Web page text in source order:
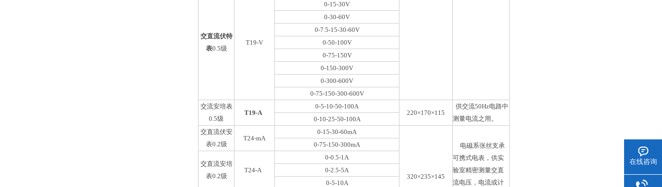
交直流伏特
表0.5级
T19-V
0-15-30V
0-30-60V
0-7.5-15-30-60V
0-50-100V
0-75-150V
0-150-300V
0-300-600V
0-75-150-300-600V
交流安培表
0.5级
T19-A
0-5-10-50-100A
220×170×115
供交流50Hz电路中
测量电流之用。
0-10-25-50-100A
交直流伏安
表0.2级
T24-mA
0-15-30-60mA
320×235×145
电磁系张丝支承
可携式电表，供实
验室精密测量交直
流电压，电流或计
0-75-150-300mA
交直流安培
表0.2级
T24-A
0-0.5-1A
0-2.5-5A
0-5-10A
在线咨询